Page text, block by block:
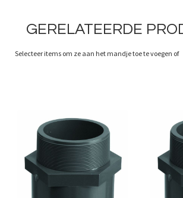
GERELATEERDE
Selecteer items om ze aan het mandje toe te voegen of